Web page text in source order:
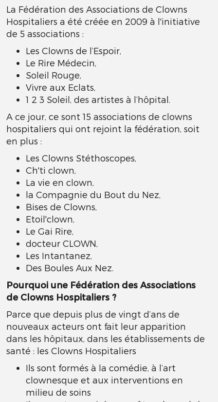
La Fédération des Associations de Clowns
Hospitaliers a été créée en 2009 à l'initiative
de 5 associations :
Les Clowns de l’Espoir,
Le Rire Médecin,
Soleil Rouge,
Vivre aux Eclats,
1 2 3 Soleil, des artistes à l’hôpital.
A ce jour, ce sont 15 associations de clowns
hospitaliers qui ont rejoint la fédération, soit
en plus :
Les Clowns Stéthoscopes,
Ch'ti clown,
La vie en clown,
la Compagnie du Bout du Nez,
Bises de Clowns,
Etoil'clown,
Le Gai Rire,
docteur CLOWN,
Les Intantanez,
Des Boules Aux Nez.
Pourquoi une Fédération des Associations
de Clowns Hospitaliers ?
Parce que depuis plus de vingt d’ans de
nouveaux acteurs ont fait leur apparition
dans les hôpitaux, dans les établissements de
santé : les Clowns Hospitaliers
Ils sont formés à la comédie, à l’art
clownesque et aux interventions en
milieu de soins